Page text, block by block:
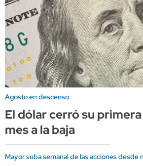
Agosto en descenso
El dólar cerró su
mes a la baja
Mayor suba semanal de las acciones desde